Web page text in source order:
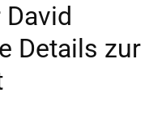
David
Details zur